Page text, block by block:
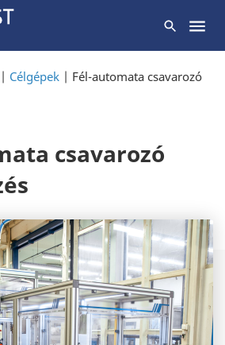
| Célgépek | Fél-automata csavarozó
csavarozó